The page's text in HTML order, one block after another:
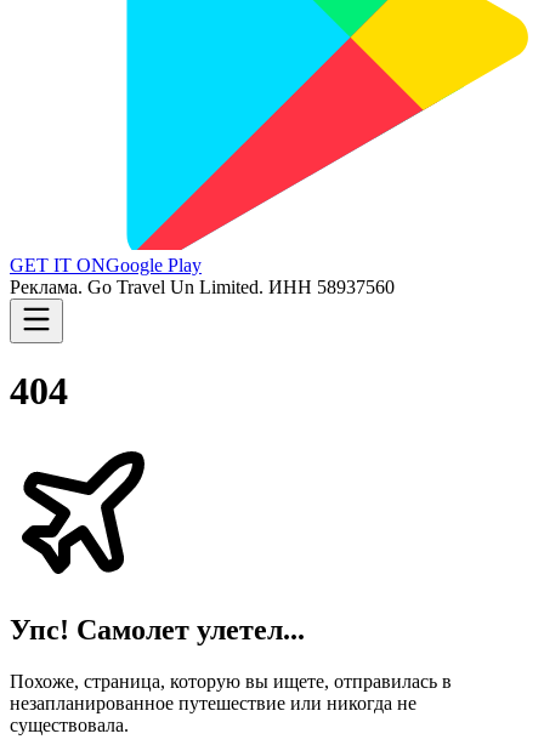
GET IT ONGoogle Play
Реклама. Go Travel Un Limited. ИНН 58937560
404
Упс! Самолет улетел...
Похоже, страница, которую вы ищете, отправилась в
незапланированное путешествие или никогда не
существовала.